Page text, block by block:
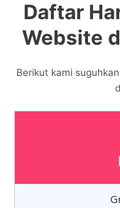
Daftar
Website
Berikut kami